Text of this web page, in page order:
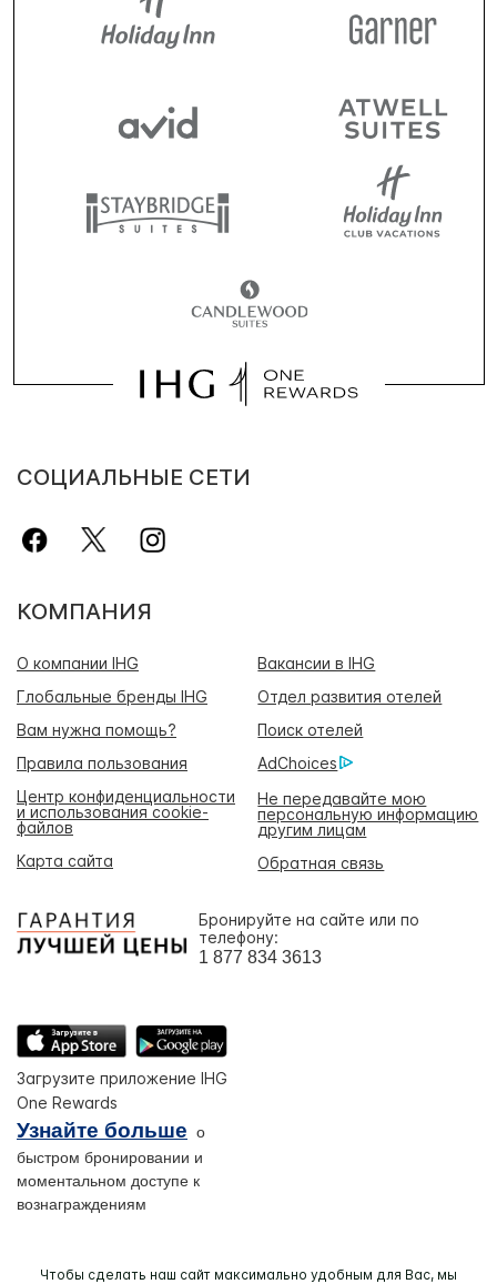
СОЦИАЛЬНЫЕ СЕТИ
КОМПАНИЯ
О компании IHG
Вакансии в IHG
Глобальные бренды IHG
Отдел развития отелей
Вам нужна помощь?
Поиск отелей
Правила пользования
AdChoices
Центр конфиденциальности
и использования cookie-
файлов
Не передавайте мою
персональную информацию
другим лицам
Карта сайта
Обратная связь
Бронируйте на сайте или по
телефону:
1 877 834 3613
Загрузите приложение IHG
One Rewards
Узнайте больше о
быстром бронировании и
моментальном доступе к
вознаграждениям
Чтобы сделать наш сайт максимально удобным для Вас, мы